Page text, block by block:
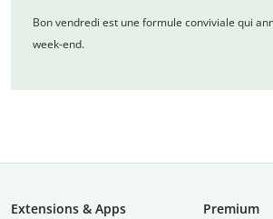
Bon vendredi est une formule conviviale qui
week-end.
Extensions & Apps
Premium